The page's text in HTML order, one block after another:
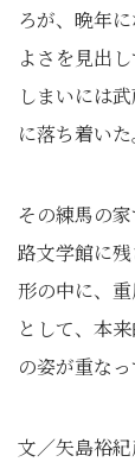
ろが、晩年
よさを見出
しまいには
に落ち着いた
その練馬の
路文学館に
形の中に、
として、本
の姿が重なっ
文／矢島裕